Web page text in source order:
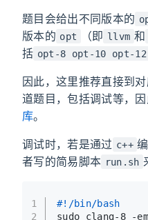
题目会给出不同版本的
版本的 opt （即 llvm 和
括 opt-8 opt-10 opt-12
因此，这里推荐直接到
道题目，包括调试等，
库。
调试时，若是通过 c++
者写的简易脚本 run.sh
1
2
#!/bin/bash
sudo clang-8 -